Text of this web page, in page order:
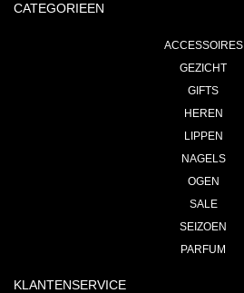
CATEGORIEEN
ACCESSOIRES
GEZICHT
GIFTS
HEREN
LIPPEN
NAGELS
OGEN
SALE
SEIZOEN
PARFUM
KLANTENSERVICE